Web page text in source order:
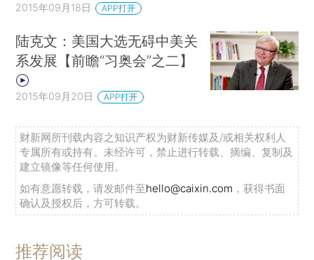
2015年09月18日 APP打开
陆克文：美国大选无碍中美关
系发展【前瞻“习奥会”之二】
2015年09月20日 APP打开
财新网所刊载内容之知识产权为财新传媒及/或相关权利人
专属所有或持有。未经许可，禁止进行转载、摘编、复制及
建立镜像等任何使用。
如有意愿转载，请发邮件至hello@caixin.com ，获得书面
确认及授权后，方可转载。
推荐阅读